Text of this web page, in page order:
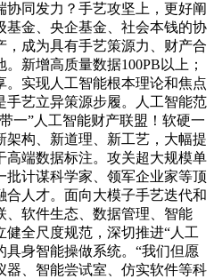
同发力？手艺攻坚上，更好阐
基金、央企基金、社会本钱的协
，成为具有手艺策源力、财产合
新增高质量数据100PB以上；
实现人工智能根本理论和焦点
手艺立异策源步履。人工智能范
一”人工智能财产联盟！软硬一
构、新道理、新工艺，大幅提
高端数据标注。攻关超大规模单
计谋科学家、领军企业家等顶
合人才。面向大模子手艺迭代和
、软件生态、数据管理、智能
全尺度规范，深切推进“人工
具身智能操做系统。“我们但愿
器、智能尝试室、仿实软件等科